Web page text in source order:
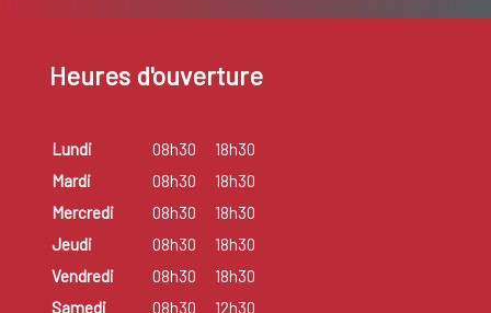
Heures d'ouverture
Lundi 08h30
18h30
Mardi
08h30
18h30
Mercredi
08h30
18h30
Jeudi
08h30
18h30
Vendredi
08h30
18h30
Samedi
08h30
12h30